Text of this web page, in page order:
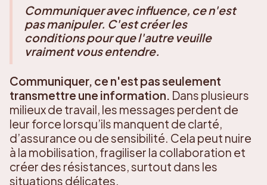
Communiquer avec influence, ce n'est
pas manipuler. C'est créer les
conditions pour que l'autre veuille
vraiment vous entendre.
Communiquer, ce n'est pas seulement
transmettre une information. Dans plusieurs
milieux de travail, les messages perdent de
leur force lorsqu’ils manquent de clarté,
d’assurance ou de sensibilité. Cela peut nuire
à la mobilisation, fragiliser la collaboration et
créer des résistances, surtout dans les
situations délicates.